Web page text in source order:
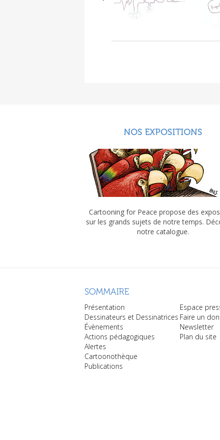
NOS EXPOSITIONS
Cartooning for Peace propose des
sur les grands sujets de notre temps.
notre catalogue.
SOMMAIRE
Présentation
Dessinateurs et Dessinatrices
Évènements
Actions pédagogiques
Alertes
Cartoonothèque
Publications
Espace
Faire un don
Newsletter
Plan du site